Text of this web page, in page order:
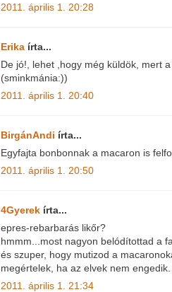
2011. április 1. 20:28
Erika írta...
De jó!, lehet ,hogy még küldök, mert
(sminkmánia:))
2011. április 1. 20:40
BirgánAndi írta...
Egyfajta bonbonnak a macaron is
2011. április 1. 20:50
4Gyerek írta...
epres-rebarbarás likőr?
hmmm...most nagyon belódítottad a
és szuper, hogy mutizod a
megértelek, ha az elvek nem engedik.
2011. április 1. 21:34